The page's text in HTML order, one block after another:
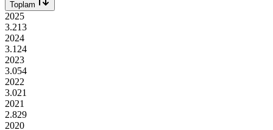
Toplam
2025
3.213
2024
3.124
2023
3.054
2022
3.021
2021
2.829
2020